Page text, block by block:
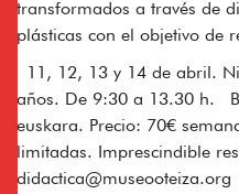
transformados a través de
plásticas con el objetivo de
11, 12, 13 y 14 de abril.
años. De 9:30 a 13.30 h.
euskara. Precio: 70€
limitadas. Imprescindible
didactica@museooteiza.org